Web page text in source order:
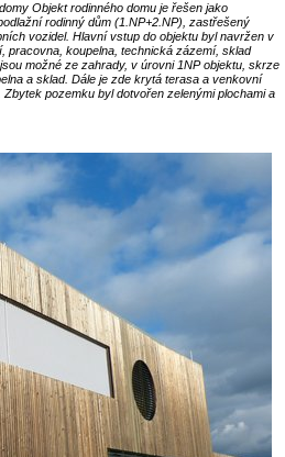
Objekt rodinného domu je řešen jako
rodinný dům (1.NP+2.NP), zastřešený
vozidel. Hlavní vstup do objektu byl navržen v
pracovna, koupelna, technická zázemí, sklad
možné ze zahrady, v úrovni 1NP objektu, skrze
a sklad. Dále je zde krytá terasa a venkovní
pozemku byl dotvořen zelenými plochami a